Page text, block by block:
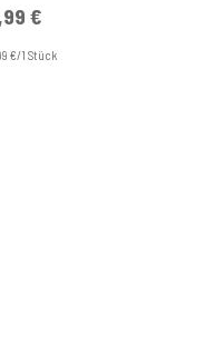
€
€/1 Stück